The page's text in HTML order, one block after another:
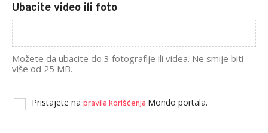
Ubacite video ili foto
Možete da ubacite do 3 fotografije ili videa. Ne smije biti
više od 25 MB.
Pristajete na pravila korišćenja Mondo portala.